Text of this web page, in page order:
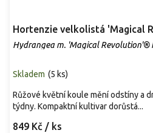
Hortenzie velkolistá 'Magical
Hydrangea m. 'Magical Revolution'®
Skladem (5 ks)
849 Kč / ks
Růžové květní koule mění odstíny a
týdny. Kompaktní kultivar dorůstá...